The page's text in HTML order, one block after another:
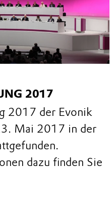
2017
2017 der Evonik
Mai 2017 in der
dazu finden Sie